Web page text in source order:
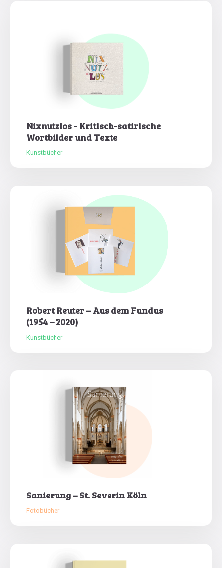
Nixnutzlos - Kritisch-satirische
Wortbilder und Texte
Kunstbücher
Robert Reuter – Aus dem Fundus
(1954 – 2020)
Kunstbücher
Sanierung – St. Severin Köln
Fotobücher